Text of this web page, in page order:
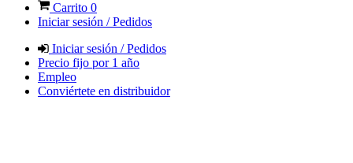
Carrito 0
Iniciar sesión / Pedidos
Iniciar sesión / Pedidos
Precio fijo por 1 año
Empleo
Conviértete en distribuidor